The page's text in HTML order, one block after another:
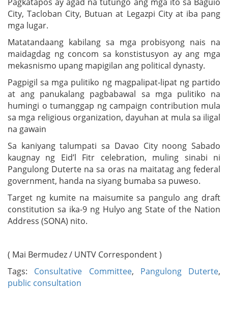
City, Tacloban City, Butuan at Legazpi City at iba pang
mga lugar.
Matatandaang kabilang sa mga probisyong nais na
maidagdag ng concom sa konstistusyon ay ang mga
mekasnismo upang mapigilan ang political dynasty.
Pagpigil sa mga pulitiko ng magpalipat-lipat ng partido
at ang panukalang pagbabawal sa mga pulitiko na
humingi o tumanggap ng campaign contribution mula
sa mga religious organization, dayuhan at mula sa iligal
na gawain
Sa kaniyang talumpati sa Davao City noong Sabado
kaugnay ng Eid’l Fitr celebration, muling sinabi ni
Pangulong Duterte na sa oras na maitatag ang federal
government, handa na siyang bumaba sa puweso.
Target ng kumite na maisumite sa pangulo ang draft
constitution sa ika-9 ng Hulyo ang State of the Nation
Address (SONA) nito.
( Mai Bermudez / UNTV Correspondent )
Tags: Consultative Committee, Pangulong Duterte,
public consultation